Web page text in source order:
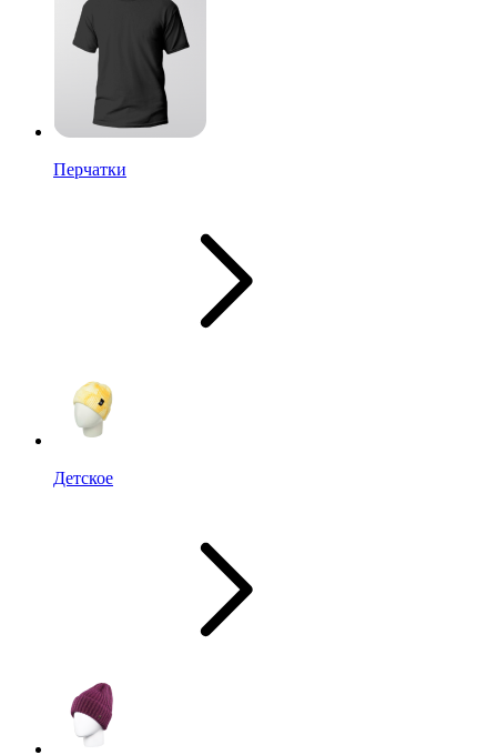
Перчатки
Детское